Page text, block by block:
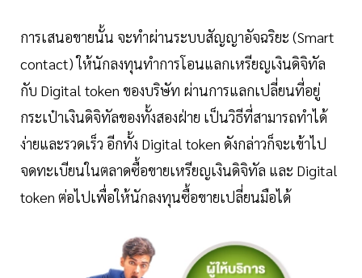
การเสนอขายนั้น จะทำผ่านระบบสัญญาอัจฉริยะ (Smart
contact) ให้นักลงทุนทำการโอนแลกเหรียญเงินดิจิทัล
กับ Digital token ของบริษัท ผ่านการแลกเปลี่ยนที่อยู่
กระเป๋าเงินดิจิทัลของทั้งสองฝ่าย เป็นวิธีที่สามารถทำได้
ง่ายและรวดเร็ว อีกทั้ง Digital token ดังกล่าวก็จะเข้าไป
จดทะเบียนในตลาดซื้อขายเหรียญเงินดิจิทัล และ Digital
token ต่อไปเพื่อให้นักลงทุนซื้อขายเปลี่ยนมือได้